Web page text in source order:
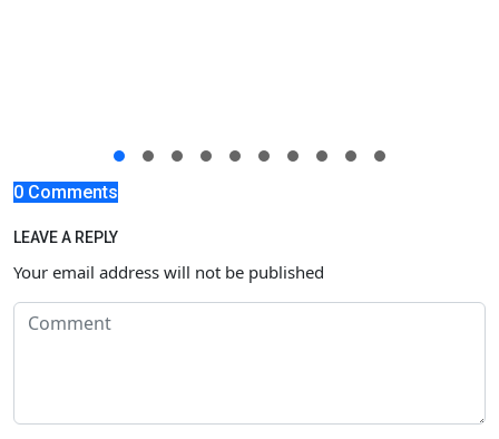
0 Comments
LEAVE A REPLY
Your email address will not be published